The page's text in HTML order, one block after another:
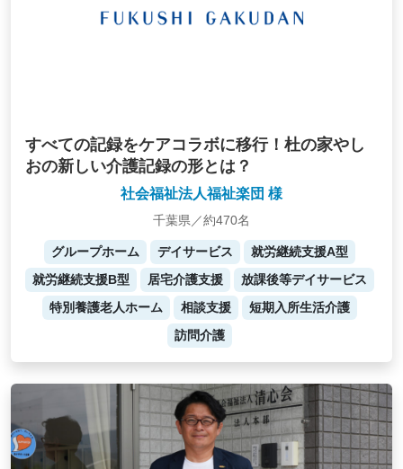
すべての記録をケアコラボに移行！杜の家やし
おの新しい介護記録の形とは？
社会福祉法人福祉楽団 様
千葉県／約470名
グループホーム デイサービス
就労継続支援A型
就労継続支援B型
居宅介護支援
放課後等デイサービス
特別養護老人ホーム
相談支援
短期入所生活介護
訪問介護